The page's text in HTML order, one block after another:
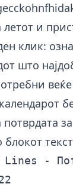
летот и
клик:
што
потврдата
блокот
-